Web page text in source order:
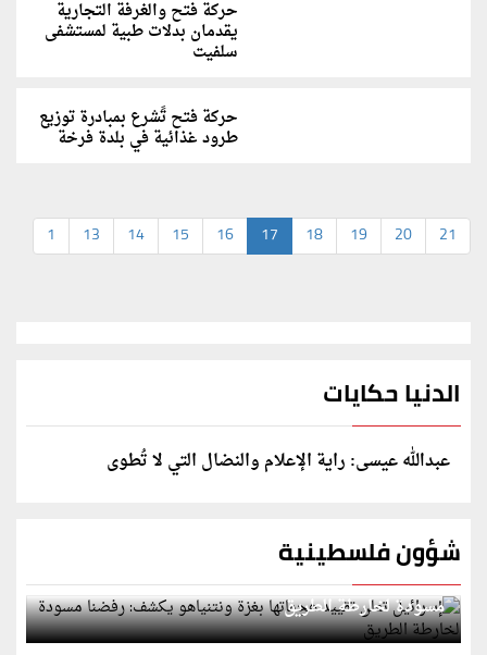
حركة فتح والغرفة التجارية
يقدمان بدلات طبية لمستشفى
سلفيت
حركة فتح تًشرع بمبادرة توزيع
طرود غذائية في بلدة فرخة
1 13 14 15 16 17 18 19 20 21
الدنيا حكايات
عبدالله عيسى: راية الإعلام والنضال التي لا تُطوى
شؤون فلسطينية
إسرائيل تعلن تقييد هجماتها بغزة ونتنياهو يكشف: رفضنا
مسودة لخارطة الطريق